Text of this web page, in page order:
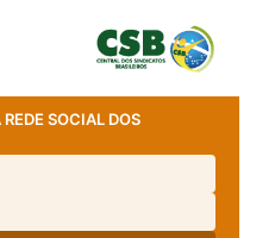
REDE SOCIAL DOS